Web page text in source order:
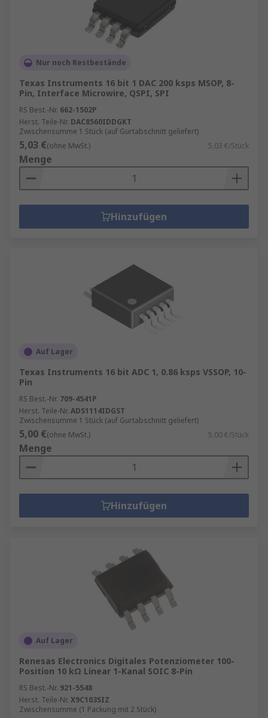
Nur noch Restbestände
Texas Instruments 16 bit 1 DAC 200 ksps MSOP, 8-
Pin, Interface Microwire, QSPI, SPI
RS Best.-Nr. 662-1502P
Herst. Teile-Nr. DAC8560IDDGKT
Zwischensumme 1 Stück (auf Gurtabschnitt geliefert)
5,03 €(ohne MwSt.) 5,03 €/Stück
Menge
Hinzufügen
Auf Lager
Texas Instruments 16 bit ADC 1, 0.86 ksps VSSOP, 10-
Pin
RS Best.-Nr. 709-4541P
Herst. Teile-Nr. ADS1114IDGST
Zwischensumme 1 Stück (auf Gurtabschnitt geliefert)
5,00 €(ohne MwSt.) 5,00 €/Stück
Menge
Hinzufügen
Auf Lager
Renesas Electronics Digitales Potenziometer 100-
Position 10 kΩ Linear 1-Kanal SOIC 8-Pin
RS Best.-Nr. 921-5548
Herst. Teile-Nr. X9C103SIZ
Zwischensumme (1 Packung mit 2 Stück)